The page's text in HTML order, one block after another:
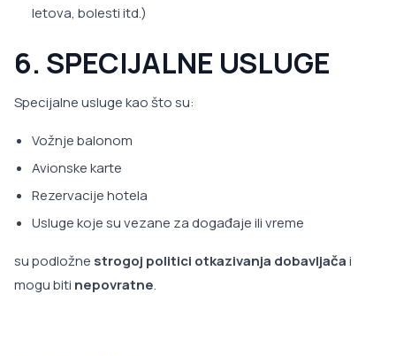
letova, bolesti itd.)
6. SPECIJALNE USLUGE
Specijalne usluge kao što su:
Vožnje balonom
Avionske karte
Rezervacije hotela
Usluge koje su vezane za događaje ili vreme
su podložne strogoj politici otkazivanja dobavljačai
mogu biti nepovratne.